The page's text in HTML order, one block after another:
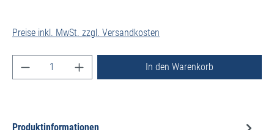
Preise inkl. MwSt. zzgl. Versandkosten
Produkt Anzahl: Gib den gewünschten Wert ein
In den Warenkorb
Produktinformationen